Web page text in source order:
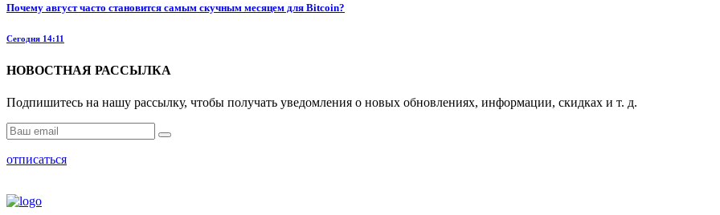
Почему август часто становится самым скучным месяцем для Bitcoin?
Сегодня 14:11
НОВОСТНАЯ РАССЫЛКА
Подпишитесь на нашу рассылку, чтобы получать уведомления о новых обновлениях, информации, скидках и т. д.
отписаться